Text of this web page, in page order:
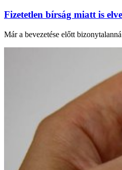
Fizetetlen bírság miatt is
Már a bevezetése előtt